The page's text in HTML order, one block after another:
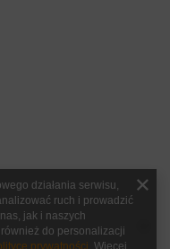
działania serwisu,
ruch i prowadzić
jak i naszych
do personalizacji
prywatności . Więcej